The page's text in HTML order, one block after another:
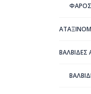
ΦΑΡΟΣ
ΒΑΛΒΙΔΕΣ